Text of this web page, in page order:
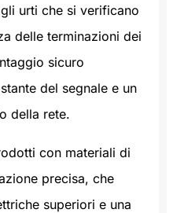
urti che si verificano
delle terminazioni dei
sicuro
del segnale e un
della rete.
con materiali di
precisa, che
superiori e una